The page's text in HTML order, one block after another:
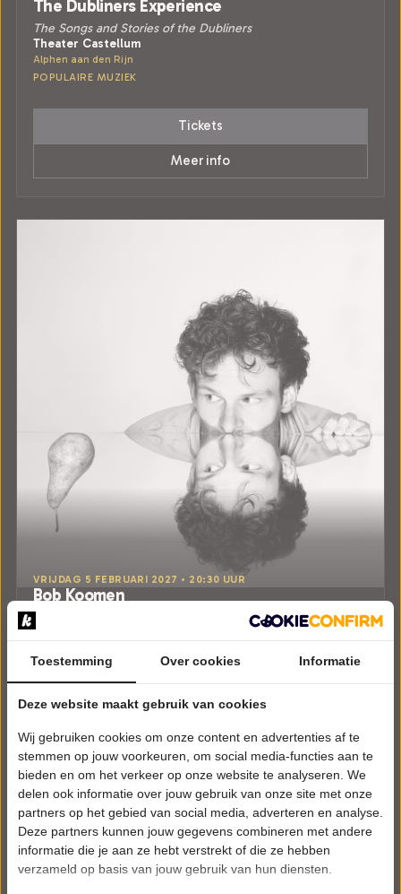
The Dubliners Experience
The Songs and Stories of the Dubliners
Theater Castellum
Alphen aan den Rijn
POPULAIRE MUZIEK
Tickets
Meer info
VRIJDAG 5 FEBRUARI 2027 • 20:30 UUR
Bob Koomen
Theater Castellum
CABARET
Toestemming Over cookies Informatie
Deze website maakt gebruik van cookies
Wij gebruiken cookies om onze content en advertenties af te
stemmen op jouw voorkeuren, om social media-functies aan te
bieden en om het verkeer op onze website te analyseren. We
delen ook informatie over jouw gebruik van onze site met onze
partners op het gebied van social media, adverteren en analyse.
Deze partners kunnen jouw gegevens combineren met andere
informatie die je aan ze hebt verstrekt of die ze hebben
verzameld op basis van jouw gebruik van hun diensten.